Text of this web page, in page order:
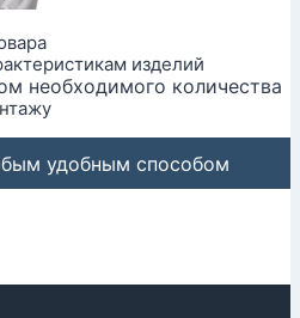
изделий
необходимого количества
удобным способом